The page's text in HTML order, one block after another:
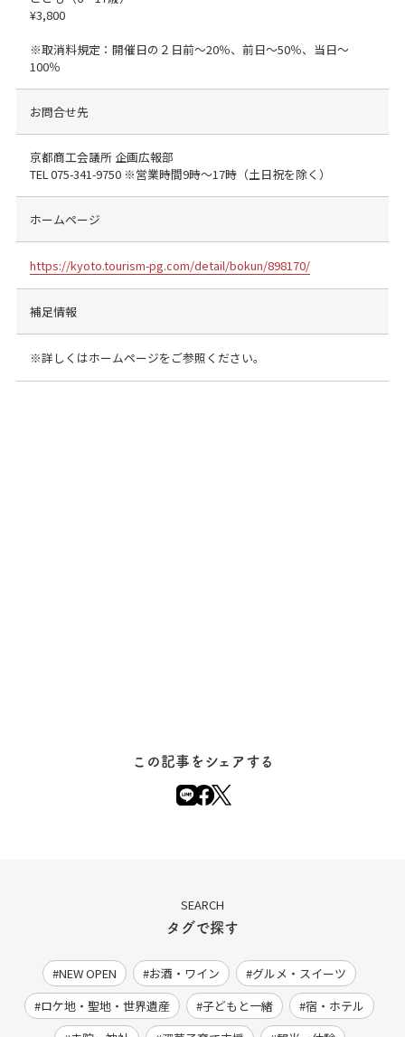
¥3,800
※取消料規定：開催日の２日前～20％、前日～50％、当日～
100％
お問合せ先
京都商工会議所 企画広報部
TEL075-341-9750※営業時間9時～17時（土日祝を除く）
ホームページ
https://kyoto.tourism-pg.com/detail/bokun/898170/
補足情報
※詳しくはホームページをご参照ください。
この記事をシェアする
SEARCH
タグで探す
NEW OPEN お酒・ワイン
グルメ・スイーツ
ロケ地・聖地・世界遺産
子どもと一緒
宿・ホテル